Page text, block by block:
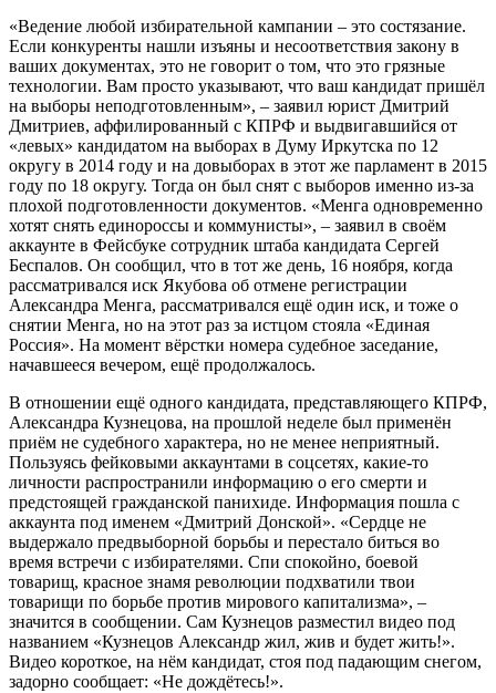
«Ведение любой избирательной кампании – это состязание.
Если конкуренты нашли изъяны и несоответствия закону в
ваших документах, это не говорит о том, что это грязные
технологии. Вам просто указывают, что ваш кандидат пришёл
на выборы неподготовленным», – заявил юрист Дмитрий
Дмитриев, аффилированный с КПРФ и выдвигавшийся от
«левых» кандидатом на выборах в Думу Иркутска по 12
округу в 2014 году и на довыборах в этот же парламент в 2015
году по 18 округу. Тогда он был снят с выборов именно из-за
плохой подготовленности документов. «Менга одновременно
хотят снять единороссы и коммунисты», – заявил в своём
аккаунте в Фейсбуке сотрудник штаба кандидата Сергей
Беспалов. Он сообщил, что в тот же день, 16 ноября, когда
рассматривался иск Якубова об отмене регистрации
Александра Менга, рассматривался ещё один иск, и тоже о
снятии Менга, но на этот раз за истцом стояла «Единая
Россия». На момент вёрстки номера судебное заседание,
начавшееся вечером, ещё продолжалось.
В отношении ещё одного кандидата, представляющего КПРФ,
Александра Кузнецова, на прошлой неделе был применён
приём не судебного характера, но не менее неприятный.
Пользуясь фейковыми аккаунтами в соцсетях, какие-то
личности распространили информацию о его смерти и
предстоящей гражданской панихиде. Информация пошла с
аккаунта под именем «Дмитрий Донской». «Сердце не
выдержало предвыборной борьбы и перестало биться во
время встречи с избирателями. Спи спокойно, боевой
товарищ, красное знамя революции подхватили твои
товарищи по борьбе против мирового капитализма», –
значится в сообщении. Сам Кузнецов разместил видео под
названием «Кузнецов Александр жил, жив и будет жить!».
Видео короткое, на нём кандидат, стоя под падающим снегом,
задорно сообщает: «Не дождётесь!».